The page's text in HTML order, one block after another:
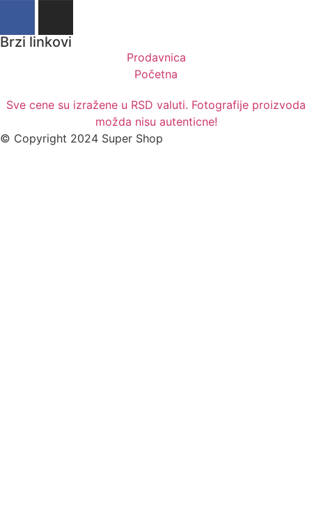
Brzi linkovi
Prodavnica
Početna
Sve cene su izražene u RSD valuti. Fotografije proizvoda
možda nisu autenticne!
© Copyright 2024 Super Shop